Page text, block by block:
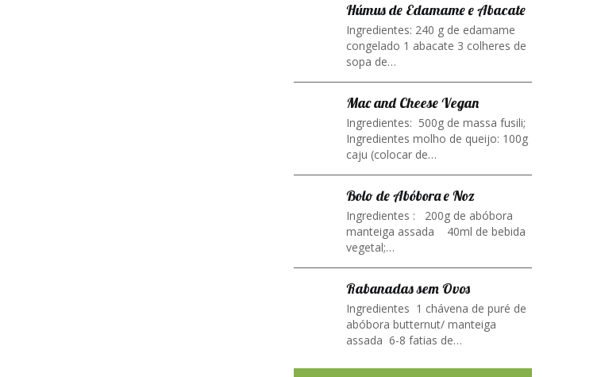
Húmus de Edamame e Abacate
Ingredientes: 240 g de edamame
congelado 1 abacate 3 colheres de
sopa de…
Mac and Cheese Vegan
Ingredientes: 500g de massa fusili;
Ingredientes molho de queijo: 100g
caju (colocar de…
Bolo de Abóbora e Noz
Ingredientes : 200g de abóbora
manteiga assada 40ml de bebida
vegetal;…
Rabanadas sem Ovos
Ingredientes 1 chávena de puré de
abóbora butternut/ manteiga
assada 6-8 fatias de…